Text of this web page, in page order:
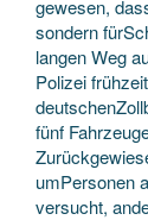
gewesen,
sondern
langen Weg
Polizei
fünf
umPersonen
versucht,